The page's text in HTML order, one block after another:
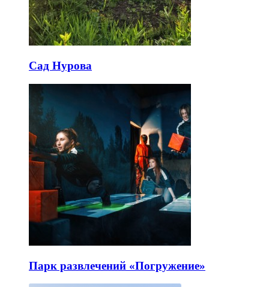
Сад Нурова
Парк развлечений «Погружение»